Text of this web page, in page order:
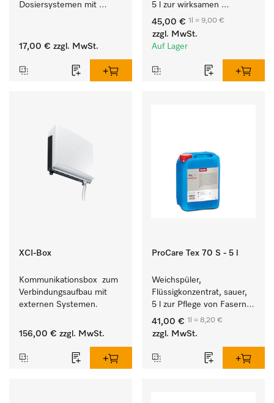
Dosiersystemen mit
17,00 € zzgl. MwSt.
5 l zur wirksamen
Entfernung von
hartnäckigen Flecken.
45,00 € 1l = 9,00 €
zzgl. MwSt.
Auf Lager
XCI-Box
Kommunikationsbox  zum
Verbindungsaufbau mit
externen Systemen.
156,00 € zzgl. MwSt.
ProCare Tex 70 S - 5 l
Weichspüler,
Flüssigkonzentrat, sauer,
5 l zur Pflege von Fasern
für eine langfristige
Geschmeidigkeit der
41,00 € 1l = 8,20 €
zzgl. MwSt.